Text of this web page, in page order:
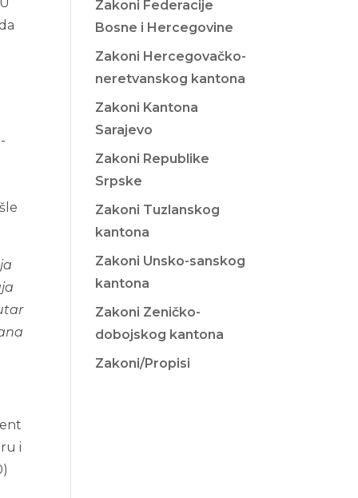
i
Zakoni Federacije
Bosne i Hercegovine
Zakoni Hercegovačko-
neretvanskog kantona
Zakoni Kantona
Sarajevo
Zakoni Republike
Srpske
Zakoni Tuzlanskog
kantona
Zakoni Unsko-sanskog
kantona
Zakoni Zeničko-
dobojskog kantona
Zakoni/Propisi